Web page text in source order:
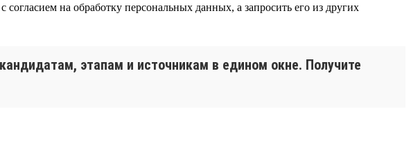
на обработку персональных данных, а запросить его из других
этапам и источникам в едином окне. Получите